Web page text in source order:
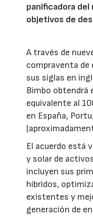
panificadora del
objetivos de
A través de
compraventa de
sus siglas en
Bimbo obtendrá
equivalente al
en España,
El acuerdo está
y solar de
incluyen sus
híbridos,
existentes y
generación de